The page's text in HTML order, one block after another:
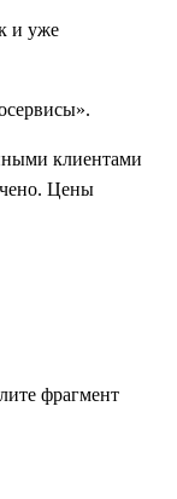
и уже
клиентами
Цены
фрагмент